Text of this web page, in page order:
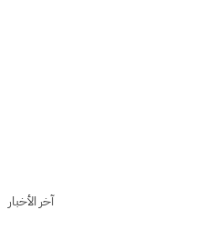
آخر الأخبار